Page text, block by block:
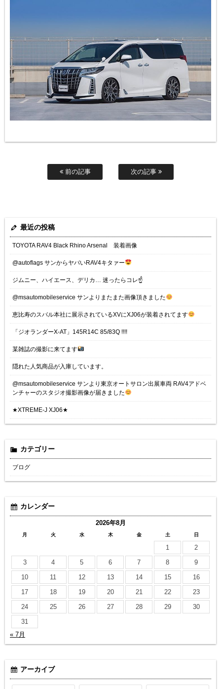
前の記事 次の記事
最近の投稿
TOYOTA RAV4 Black Rhino Arsenal 装着画像
@autoflags サンからヤバいRAV4キタァー
ジムニー、ハイエース、デリカ… 迷ったらコレ☝️
@msautomobileservice サンよりまたまた画像頂きました
恵比寿のスバル本社に展示されているXVにXJ06が装着されてます
「ジオランダーX-AT」145R14C 85/83Q !!!!
某雑誌の撮影に来てます
隠れた人気商品が入庫しています。
@msautomobileservice サンより東京オートサロン出展車両 RAV4アドベ
ンチャーのスタジオ撮影画像が届きました
★XTREME-J XJ06★
カテゴリー
ブログ
カレンダー
2026年8月
月 火 水 木 金 土 日
1
2
3
4 5 6 7 8
9
10
11 12 13 14 15
16
17
18 19 20 21 22
23
24
25 26 27 28 29
30
31
« 7月
アーカイブ